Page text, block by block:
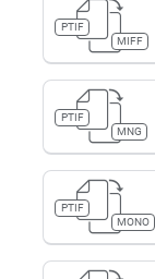
PTIF
MIFF
PTIF
MNG
PTIF
MONO